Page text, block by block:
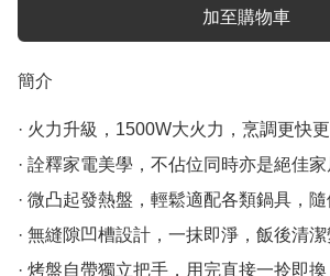
加至購物車
簡介
· 火力升級，1500W大火力，烹調更快
· 詮釋家電美學，不佔位同時亦是絕佳
· 微凸起發熱盤，輕鬆適配各類鍋具，
· 無縫隙凹槽設計，一抹即淨，飯後清
· 烤盤自帶獨立把手，用完直接一拎即